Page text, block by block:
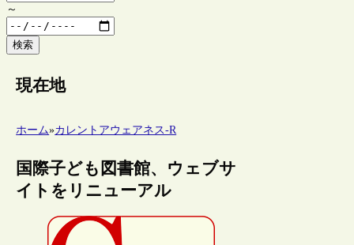
～
検索
現在地
ホーム»カレントアウェアネス-R
国際子ども図書館、ウェブサ
イトをリニューアル